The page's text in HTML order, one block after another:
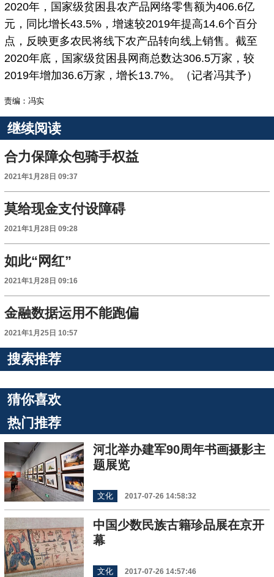
2020年，国家级贫困县农产品网络零售额为406.6亿
元，同比增长43.5%，增速较2019年提高14.6个百分
点，反映更多农民将线下农产品转向线上销售。截至
2020年底，国家级贫困县网商总数达306.5万家，较
2019年增加36.6万家，增长13.7%。（记者冯其予）
责编：冯实
继续阅读
合力保障众包骑手权益
2021年1月28日 09:37
莫给现金支付设障碍
2021年1月28日 09:28
如此“网红”
2021年1月28日 09:16
金融数据运用不能跑偏
2021年1月25日 10:57
搜索推荐
猜你喜欢
热门推荐
河北举办建军90周年书画摄影主
题展览
文化 2017-07-26 14:58:32
中国少数民族古籍珍品展在京开
幕
文化 2017-07-26 14:57:46